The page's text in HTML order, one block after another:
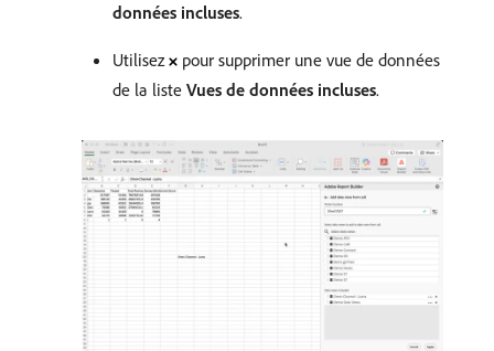
données incluses.
Utilisez
pour supprimer une vue de données
de la liste Vues de données incluses.